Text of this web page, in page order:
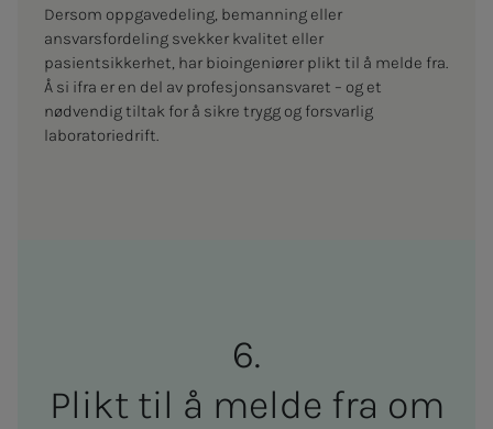
Plikt til å mel­­­de fra om
Dersom oppgavedeling, bemanning eller
ansvarsfordeling svekker kvalitet eller
pasientsikkerhet, har bioingeniører plikt til å melde fra.
Å si ifra er en del av profesjonsansvaret – og et
nødvendig tiltak for å sikre trygg og forsvarlig
laboratoriedrift.